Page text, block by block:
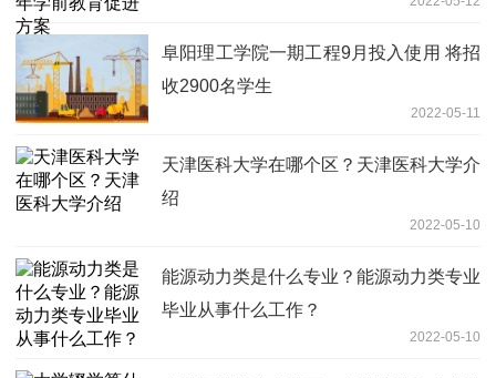
阜阳理工学院一期工程9月投入使用 将招
收2900名学生
2022-05-11
天津医科大学在哪个区？天津医科大学介
绍
2022-05-10
能源动力类是什么专业？能源动力类专业
毕业从事什么工作？
2022-05-10